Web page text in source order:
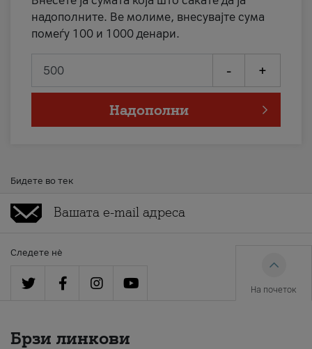
надополните. Ве молиме, внесувајте сума
помеѓу 100 и 1000 денари.
- +
Надополни
Бидете во тек
Следете нè
На почеток
Брзи линкови